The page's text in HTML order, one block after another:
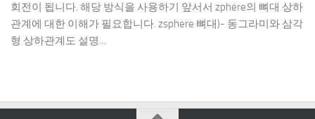
회전이 됩니다. 해당 방식을 사용하기 앞서서 zphere의 뼈대 상하
관계에 대한 이해가 필요합니다. zsphere 뼈대)- 동그라미와 삼각
형 상하관계도 설명...